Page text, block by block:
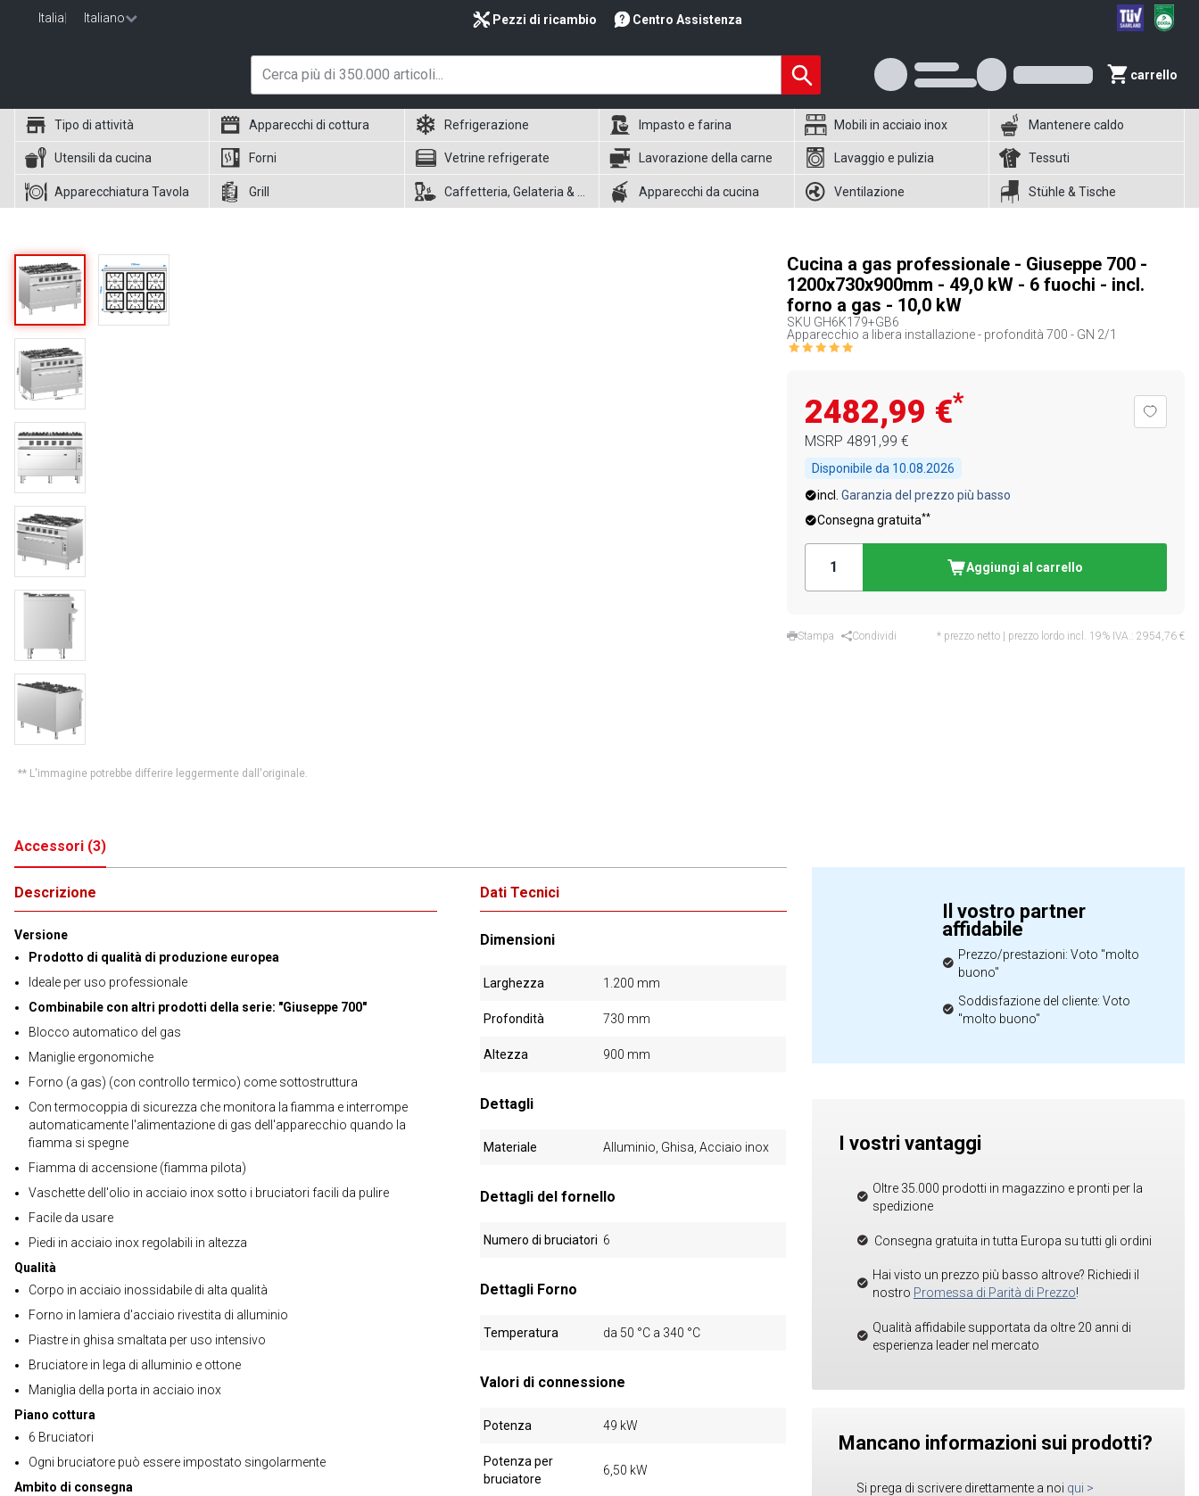
Italia Italiano Pezzi di ricambio Centro Assistenza
carrello
Tipo di attività Apparecchi di cottura Refrigerazione Impasto e farina Mobili in acciaio inox Mantenere caldo
Utensili da cucina Forni Vetrine refrigerate Lavorazione della carne Lavaggio e pulizia Tessuti
Apparecchiatura Tavola Grill Apparecchi da cucina Ventilazione Stühle & Tische
** L'immagine potrebbe differire leggermente dall'originale.
Cucina a gas professionale - Giuseppe 700 -
1200x730x900mm - 49,0 kW - 6 fuochi - incl.
forno a gas - 10,0 kW
SKU GH6K179+GB6
Apparecchio a libera installazione - profondità 700 - GN 2/1
2482,99 €*
MSRP 4891,99 €
Disponibile da 10.08.2026
incl. Garanzia del prezzo più basso
Consegna gratuita**
Aggiungi al carrello
Stampa Condividi * prezzo netto | prezzo lordo incl. 19% IVA.: 2954,76 €
Accessori (3)
Descrizione
Versione
Prodotto di qualità di produzione europea
Ideale per uso professionale
Combinabile con altri prodotti della serie: "Giuseppe 700"
Blocco automatico del gas
Maniglie ergonomiche
Forno (a gas) (con controllo termico) come sottostruttura
Con termocoppia di sicurezza che monitora la fiamma e interrompe
automaticamente l'alimentazione di gas dell'apparecchio quando la
fiamma si spegne
Fiamma di accensione (fiamma pilota)
Vaschette dell'olio in acciaio inox sotto i bruciatori facili da pulire
Facile da usare
Piedi in acciaio inox regolabili in altezza
Qualità
Corpo in acciaio inossidabile di alta qualità
Forno in lamiera d'acciaio rivestita di alluminio
Piastre in ghisa smaltata per uso intensivo
Bruciatore in lega di alluminio e ottone
Maniglia della porta in acciaio inox
Piano cottura
6 Bruciatori
Ogni bruciatore può essere impostato singolarmente
Ambito di consegna
Dati Tecnici
Dimensioni
Larghezza 1.200 mm
Profondità 730 mm
Altezza 900 mm
Dettagli
Materiale Alluminio, Ghisa, Acciaio inox
Dettagli del fornello
Numero di bruciatori 6
Dettagli Forno
Temperatura da 50 °C a 340 °C
Valori di connessione
Potenza 49 kW
Potenza per
bruciatore
6,50 kW
Il vostro partner
affidabile
Prezzo/prestazioni: Voto "molto
buono"
Soddisfazione del cliente: Voto
"molto buono"
I vostri vantaggi
Oltre 35.000 prodotti in magazzino e pronti per la
spedizione
Consegna gratuita in tutta Europa su tutti gli ordini
Hai visto un prezzo più basso altrove? Richiedi il
nostro Promessa di Parità di Prezzo!
Qualità affidabile supportata da oltre 20 anni di
esperienza leader nel mercato
Mancano informazioni sui prodotti?
Si prega di scrivere direttamente a noi qui >